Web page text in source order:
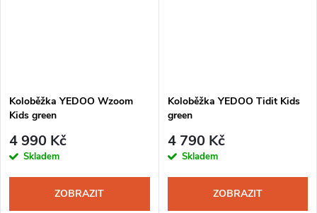
Koloběžka YEDOO Wzoom
Kids green
4 990 Kč
Skladem
ZOBRAZIT
Koloběžka YEDOO Tidit Kids
green
4 790 Kč
Skladem
ZOBRAZIT